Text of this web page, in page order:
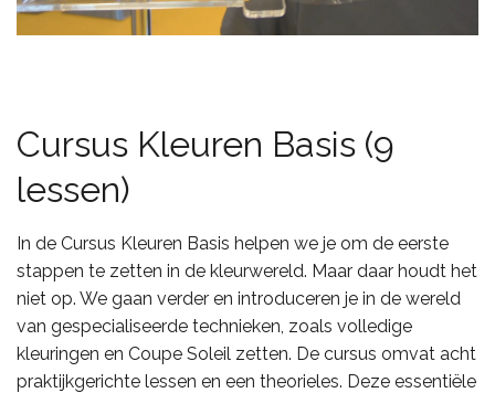
Cursus Kleuren Basis (9
lessen)
In de Cursus Kleuren Basis helpen we je om de eerste
stappen te zetten in de kleurwereld. Maar daar houdt het
niet op. We gaan verder en introduceren je in de wereld
van gespecialiseerde technieken, zoals volledige
kleuringen en Coupe Soleil zetten. De cursus omvat acht
praktijkgerichte lessen en een theorieles. Deze essentiële